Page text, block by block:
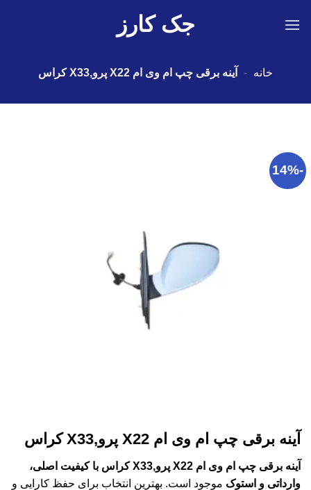
جک کارز
خانه - آینه برقی چپ ام وی ام X22 پرو,X33 کراس
-14%
آینه برقی چپ ام وی ام X22 پرو,X33 کراس
آینه برقی چپ ام وی ام X22 پرو,X33 کراس با کیفیت اصلی،
وارداتی و استوک موجود است. بهترین انتخاب برای حفظ کارایی و